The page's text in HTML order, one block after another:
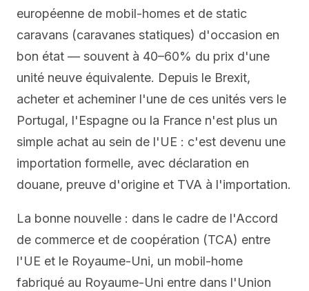
européenne de mobil-homes et de static
caravans (caravanes statiques) d'occasion en
bon état — souvent à 40–60% du prix d'une
unité neuve équivalente. Depuis le Brexit,
acheter et acheminer l'une de ces unités vers le
Portugal, l'Espagne ou la France n'est plus un
simple achat au sein de l'UE : c'est devenu une
importation formelle, avec déclaration en
douane, preuve d'origine et TVA à l'importation.
La bonne nouvelle : dans le cadre de l'Accord
de commerce et de coopération (TCA) entre
l'UE et le Royaume-Uni, un mobil-home
fabriqué au Royaume-Uni entre dans l'Union